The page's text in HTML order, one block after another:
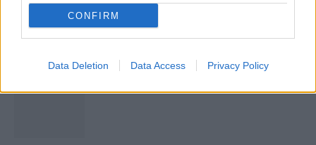
CONFIRM
Data Deletion Data Access Privacy Policy
Alenquer
DESTAQUES